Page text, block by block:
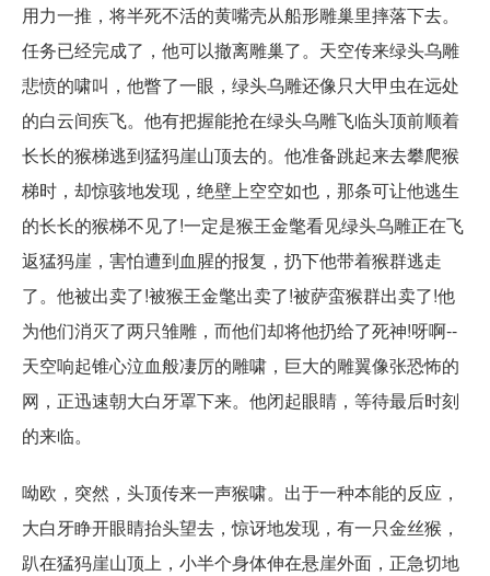
用力一推，将半死不活的黄嘴壳从船形雕巢里摔落下去。
任务已经完成了，他可以撤离雕巢了。天空传来绿头乌雕
悲愤的啸叫，他瞥了一眼，绿头乌雕还像只大甲虫在远处
的白云间疾飞。他有把握能抢在绿头乌雕飞临头顶前顺着
长长的猴梯逃到猛犸崖山顶去的。他准备跳起来去攀爬猴
梯时，却惊骇地发现，绝壁上空空如也，那条可让他逃生
的长长的猴梯不见了!一定是猴王金氅看见绿头乌雕正在飞
返猛犸崖，害怕遭到血腥的报复，扔下他带着猴群逃走
了。他被出卖了!被猴王金氅出卖了!被萨蛮猴群出卖了!他
为他们消灭了两只雏雕，而他们却将他扔给了死神!呀啊--
天空响起锥心泣血般凄厉的雕啸，巨大的雕翼像张恐怖的
网，正迅速朝大白牙罩下来。他闭起眼睛，等待最后时刻
的来临。
呦欧，突然，头顶传来一声猴啸。出于一种本能的反应，
大白牙睁开眼睛抬头望去，惊讶地发现，有一只金丝猴，
趴在猛犸崖山顶上，小半个身体伸在悬崖外面，正急切地